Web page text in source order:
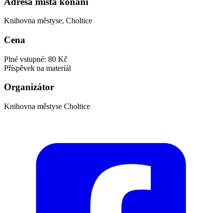
Knihovna městyse, Choltice
Cena
Plné vstupné: 80 Kč
Příspěvek na materiál
Organizátor
Knihovna městyse Choltice